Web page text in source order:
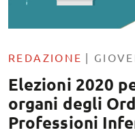
REDAZIONE |
Elezioni 2020
organi degli
Professioni